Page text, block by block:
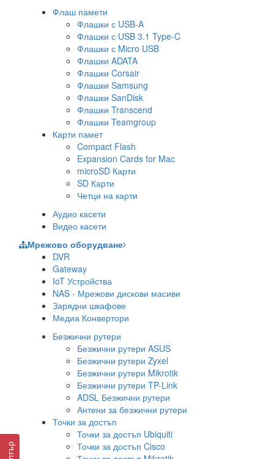
Флаш памети
Флашки с USB-A
Флашки с USB 3.1 Type-C
Флашки с Micro USB
Флашки ADATA
Флашки Corsair
Флашки Samsung
Флашки SanDisk
Флашки Transcend
Флашки Teamgroup
Карти памет
Compact Flash
Expansion Cards for Mac
microSD Карти
SD Карти
Четци на карти
Аудио касети
Видео касети
Мрежово оборудване
DVR
Gateway
IoT Устройства
NAS - Мрежови дискови масиви
Зарядни шкафове
Медиа Конвертори
Безжични рутери
Безжични рутери ASUS
Безжични рутери Zyxel
Безжични рутери Mikrotik
Безжични рутери TP-Link
ADSL Безжични рутери
Антени за безжични рутери
Точки за достъп
Точки за достъп Ubiquiti
Точки за достъп Cisco